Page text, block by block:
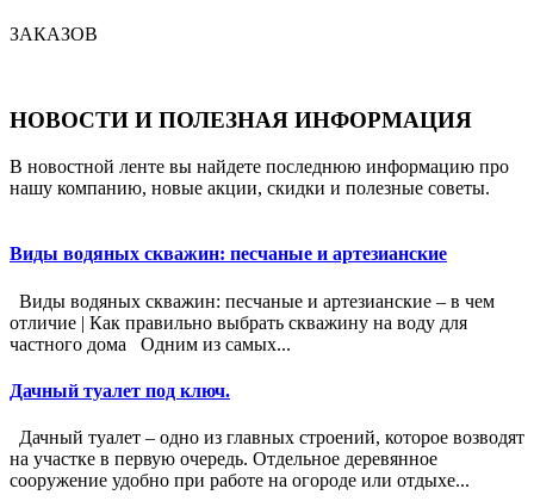
ЗАКАЗОВ
НОВОСТИ И ПОЛЕЗНАЯ ИНФОРМАЦИЯ
В новостной ленте вы найдете последнюю информацию про
нашу компанию, новые акции, скидки и полезные советы.
Виды водяных скважин: песчаные и артезианские
Виды водяных скважин: песчаные и артезианские – в чем
отличие | Как правильно выбрать скважину на воду для
частного дома Одним из самых...
Дачный туалет под ключ.
Дачный туалет – одно из главных строений, которое возводят
на участке в первую очередь. Отдельное деревянное
сооружение удобно при работе на огороде или отдыхе...